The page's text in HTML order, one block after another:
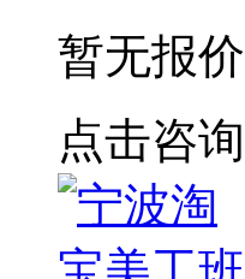
暂无报价
点击咨询